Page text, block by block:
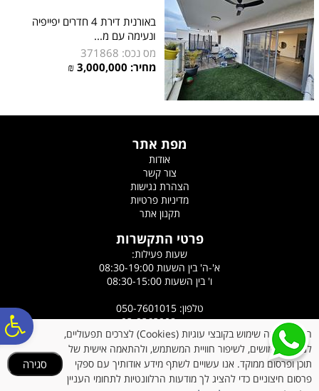
באורנית דירת 4 חדרים יפייפיה
ונעימה עם מ...
מס נכס: 371868
מחיר: 3,000,000
₪
מפת אתר
אודות
צור קשר
הצהרת נגישות
מדיניות פרטיות
תקנון אתר
פרטי התקשרות
שעות פעילות:
א'-ה' בין השעות 08:30-19:00
ו' בין השעות 08:30-15:00
טלפון: 050-7601015
פקס: 03-9363908
כתובת: רח' הלוטוס 5, אורנית
אימייל:ronyazdi@gmail.com
האתר עושה שימוש בקובצי עוגיות (Cookies) לצרכים תפעוליים,
לניתוח שימושים, לשיפור חוויית המשתמש, ולהתאמה אישית של
תוכן ופרסום ממוקד. אנו עשויים לשתף מידע אודותיך עם ספקי
פרסום חיצוניים כדי להציג לך מודעות הרלוונטיות לתחומי העניין
סגירה